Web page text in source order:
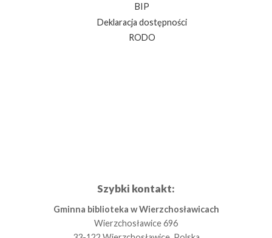
BIP
Deklaracja dostępności
RODO
Szybki kontakt:
Gminna biblioteka w Wierzchosławicach
Wierzchosławice 696